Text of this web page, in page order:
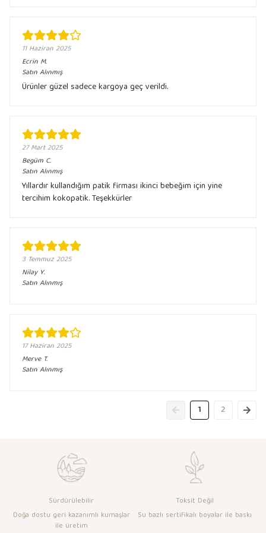
11 Haziran 2025
Ecrin M.
Satın Alınmış
Ürünler güzel sadece kargoya geç verildi.
27 Mart 2025
Begüm C.
Satın Alınmış
Yıllardır kullandığım patik firması ikinci bebeğim için yine
tercihim kokopatik. Teşekkürler
3 Temmuz 2025
Nilay Y.
Satın Alınmış
17 Haziran 2025
Merve T.
Satın Alınmış
1 2
Sürdürülebilir
Doğa dostu geri kazanımlı kumaşlar
ile üretim
Toksit Değil
Su bazlı sertifikalı boyalar ile baskı